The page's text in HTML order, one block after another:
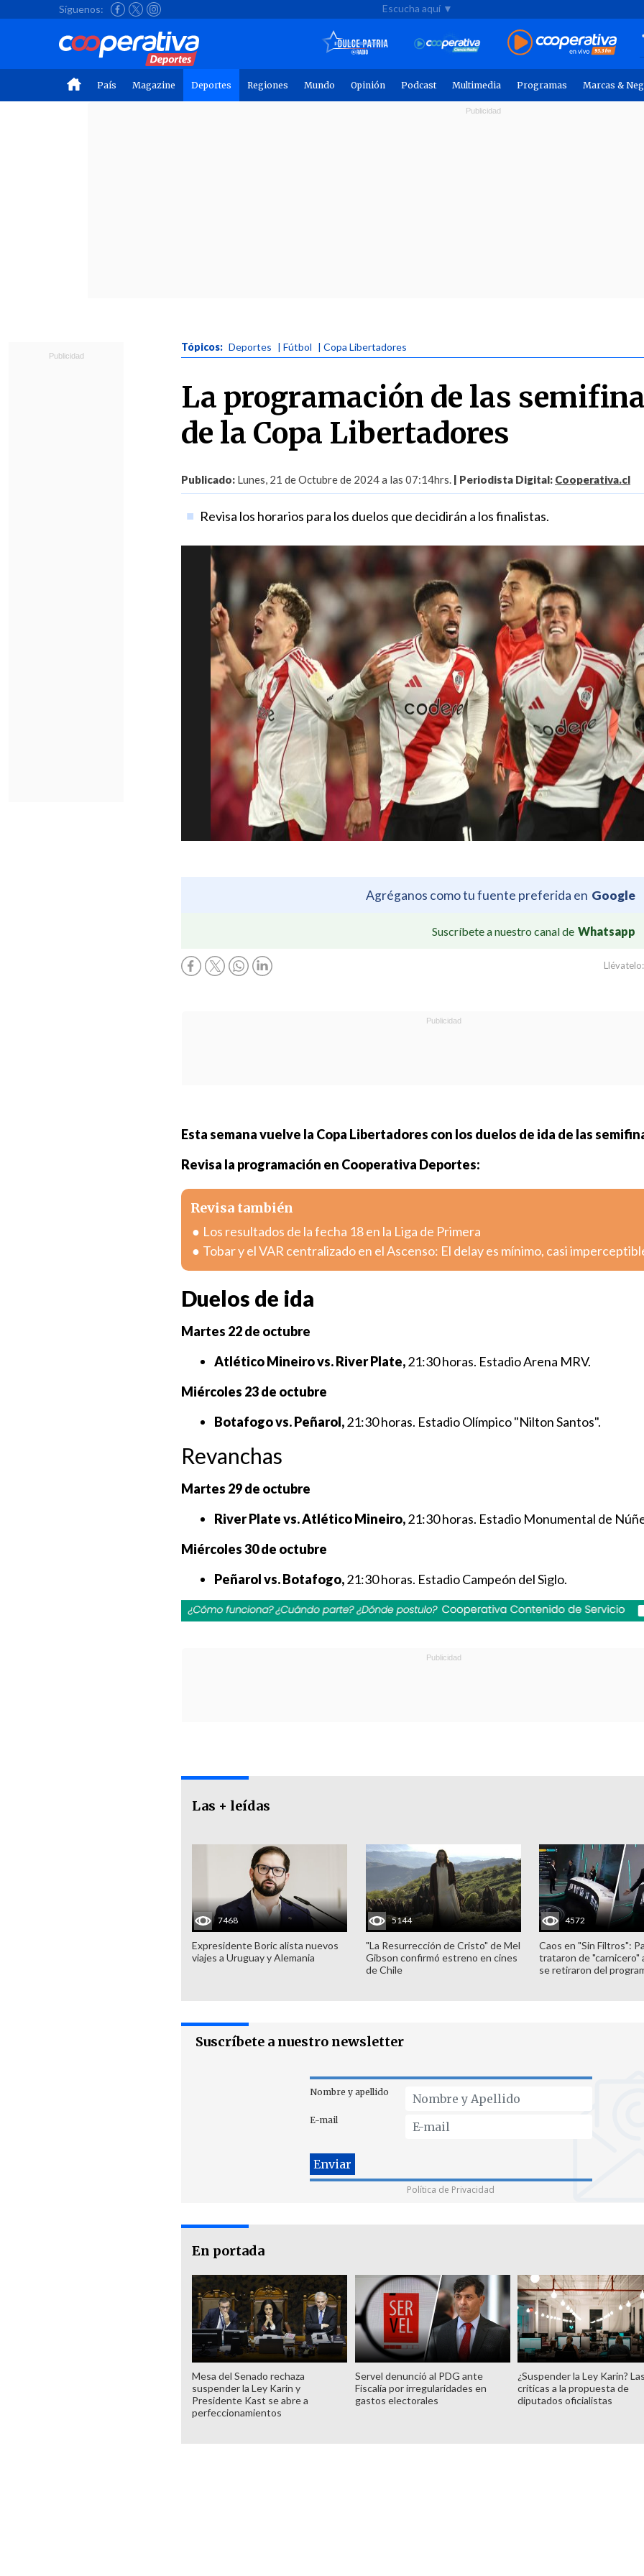
Síguenos: Escucha aquí ▼
País Magazine Deportes Regiones Mundo Opinión Podcast Multimedia Programas Marcas &
Tópicos: Deportes | Fútbol | Copa Libertadores
La programación de las
de la Copa Libertadores
Publicado: Lunes, 21 de Octubre de 2024 a las 07:14hrs. | Periodista Digital: Cooperativa.cl
Revisa los horarios para los duelos que decidirán a los finalistas.
Agréganos como tu fuente preferida en Google
Suscríbete a nuestro canal de Whatsapp
Llévatelo:
Esta semana vuelve la Copa Libertadores con los duelos de ida de las
Revisa la programación en Cooperativa Deportes:
Revisa también
Los resultados de la fecha 18 en la Liga de Primera
Tobar y el VAR centralizado en el Ascenso: El delay es mínimo, casi
Duelos de ida
Martes 22 de octubre
Atlético Mineiro vs. River Plate,21:30 horas. Estadio Arena MRV.
Miércoles 23 de octubre
Botafogo vs. Peñarol,21:30 horas. Estadio Olímpico "Nilton Santos".
Revanchas
Martes 29 de octubre
River Plate vs. Atlético Mineiro,21:30 horas. Estadio Monumental de
Miércoles 30 de octubre
Peñarol vs. Botafogo,21:30 horas. Estadio Campeón del Siglo.
Las + leídas
7468
Expresidente Boric alista nuevos
viajes a Uruguay y Alemania
5144
"La Resurrección de Cristo" de Mel
Gibson confirmó estreno en cines
de Chile
4572
Caos en "Sin Filtros":
trataron de "carnicero"
se retiraron del
Suscríbete a nuestro newsletter
Nombre y apellido
E-mail
Política de Privacidad
En portada
Mesa del Senado rechaza
suspender la Ley Karin y
Presidente Kast se abre a
perfeccionamientos
Servel denunció al PDG ante
Fiscalía por irregularidades en
gastos electorales
¿Suspender la Ley Karin?
críticas a la propuesta de
diputados oficialistas